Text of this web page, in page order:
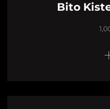
Bito